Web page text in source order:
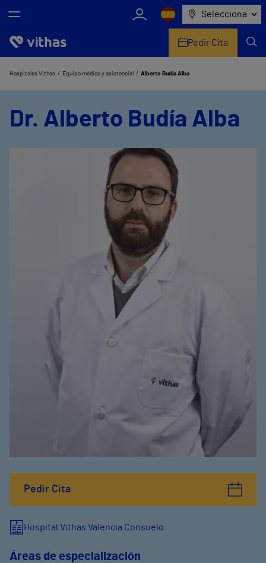
Selecciona
Nosotros
Equipo médico y asistencial
Pedir Cita
Hospitales Vithas Equipo médico y asistencial Alberto Budía Alba
Pedir Cita
Dr. Alberto Budía Alba
Hospital Vithas Valencia Consuelo
Áreas de especialización